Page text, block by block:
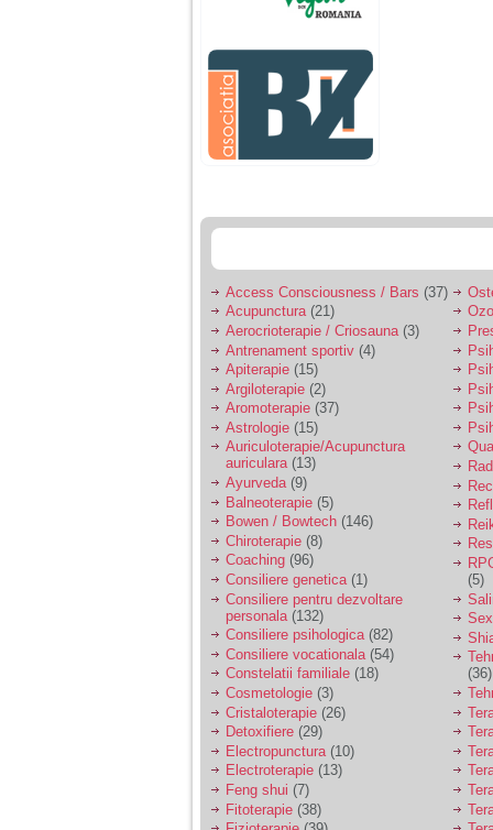
era mica am neglijat-
agresiva, orice
greseala era taxata cu
o palma sau pedepse.
De 4 ani am o relatie
serioasa cu un barbat
sa se manifeste o
Ma aflu aici pentru ca
vreau sa stiu daca am
nevoie de un psiholog
sau psihiatru.
Sunt casatorita, am
31 de ani si un copil in
varsta de 2 ani care
mi-e lumina ochilor.
De ceva timp simt ca
mi s-a adunat
oboseala, o oboseala
cronica de care nu pot
scapa si simt ca din
cauza ei nu pot
controla nervii si
cateodata are copilul
de suferit.
Am o bariera peste
care nu pot trece:
prietena mea a ramas
insarcinata cu o fata.
Am fost de comun
acord sa facem un
copil, cu gandul ca e
baiat.
Access Consciousness / Bars (37)
Acupunctura(21)
Aerocrioterapie / Criosauna (3)
Antrenament sportiv (4)
Apiterapie (15)
Argiloterapie (2)
Aromoterapie (37)
Astrologie (15)
Auriculoterapie/Acupunctura
auriculara(13)
Ayurveda(9)
Balneoterapie (5)
Bowen / Bowtech (146)
Chiroterapie (8)
Coaching (96)
Consiliere genetica(1)
Consiliere pentru dezvoltare
personala (132)
Consiliere psihologica(82)
Consiliere vocationala (54)
Constelatii familiale (18)
Cosmetologie (3)
Cristaloterapie (26)
Detoxifiere (29)
Electropunctura (10)
Electroterapie (13)
Feng shui (7)
Fitoterapie (38)
(5)
(36)